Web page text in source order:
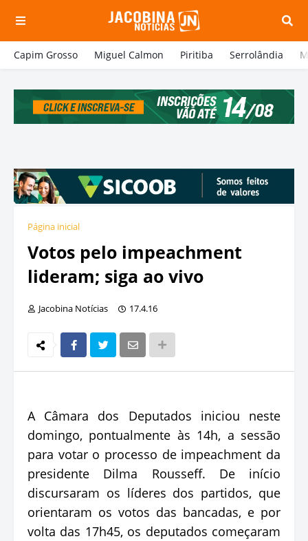
Capim Grosso Miguel Calmon Piritiba Serrolândia
Página inicial
Votos pelo impeachment
lideram; siga ao vivo
Jacobina Notícias 17.4.16
A Câmara dos Deputados iniciou neste
domingo, pontualmente às 14h, a sessão
para votar o processo de impeachment da
presidente Dilma Rousseff. De início
discursaram os líderes dos partidos, que
orientaram os votos das bancadas, e por
volta das 17h45, os deputados começaram